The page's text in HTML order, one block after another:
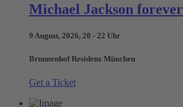
Michael Jackson forever
9 August, 2026, 20 - 22 Uhr
Brunnenhof Residenz München
Get a Ticket